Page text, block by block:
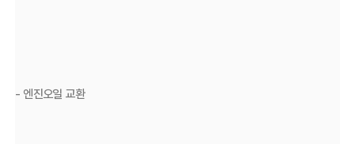
- 엔진오일 교환